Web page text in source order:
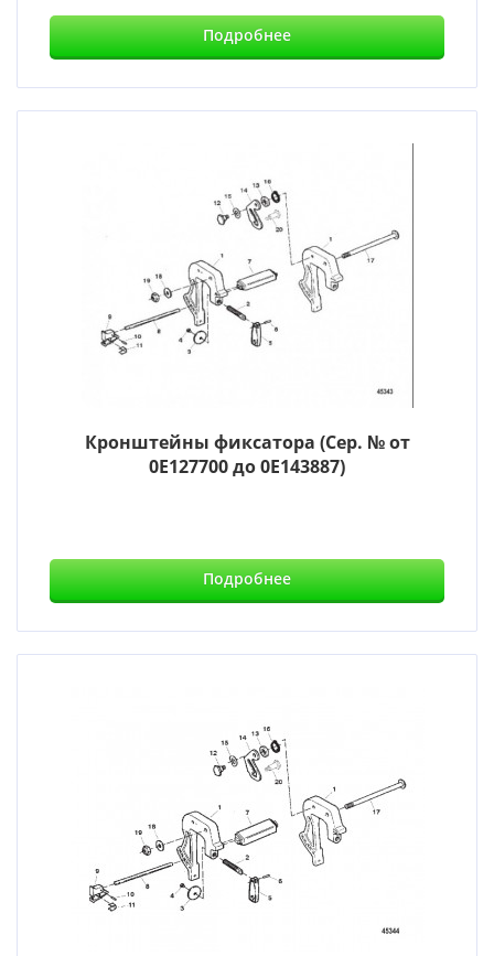
Подробнее
Кронштейны фиксатора (Сер. № от
0E127700 до 0E143887)
Подробнее